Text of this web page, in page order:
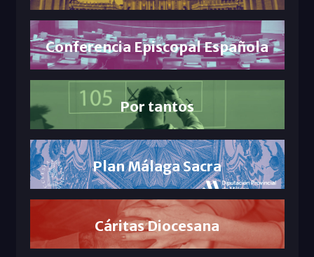
Conferencia Episcopal Española
Por tantos
Plan Málaga Sacra
Cáritas Diocesana